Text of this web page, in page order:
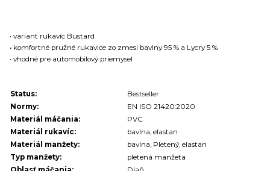
• variant rukavíc Bustard
• komfortné pružné rukavice zo zmesi bavlny 95 % a Lycry 5 %
• vhodné pre automobilový priemysel
Status:
Bestseller
Normy:
EN ISO 21420:2020
Materiál máčania:
PVC
Materiál rukavíc:
bavlna, elastan
Materiál manžety:
bavlna, Pletený, elastan
Typ manžety:
pletená manžeta